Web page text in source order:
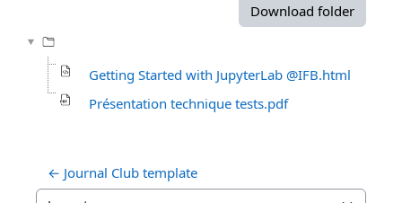
Download folder
Getting Started with JupyterLab @IFB.html
Présentation technique tests.pdf
← Journal Club template